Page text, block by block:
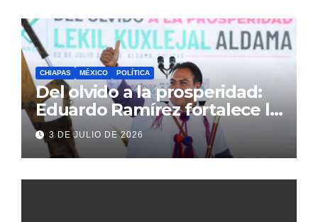
CHIAPAS MÉXICO POLÍTICA
Del olvido a la prosperidad:
Eduardo Ramírez fortalece la
transformación de Aldama
con inversión histórica
3 DE JULIO DE 2026